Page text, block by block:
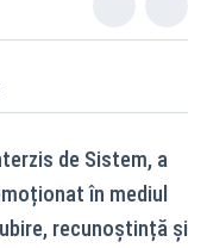
de Sistem, a
în mediul
recunoștință și